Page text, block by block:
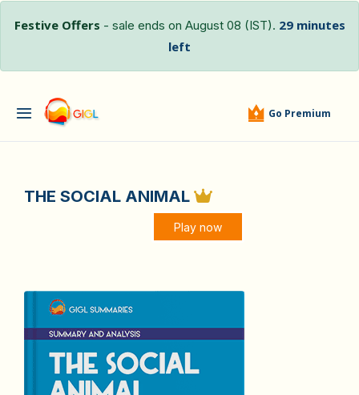
Festive Offers - sale ends on August 08 (IST). 29 minutes
left
Go Premium
THE SOCIAL ANIMAL
Play now